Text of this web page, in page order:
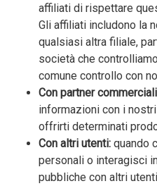
affiliati di rispettare
Gli affiliati includono la
qualsiasi altra filiale,
società che
comune controllo con
Con partner
informazioni con i
offrirti determinati
Con altri utenti: quando
personali o interagisci
pubbliche con altri